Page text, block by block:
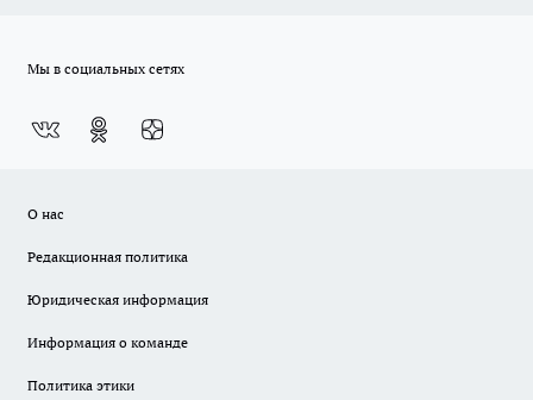
Мы в социальных сетях
О нас
Редакционная политика
Юридическая информация
Информация о команде
Политика этики